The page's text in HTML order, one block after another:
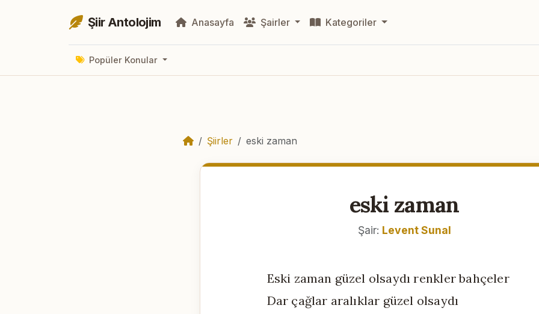
Şiir Antolojim Anasayfa Şairler Kategoriler
Popüler Konular
Şiirler eski zaman
eski zaman
Şair: Levent Sunal
Eski zaman güzel olsaydı renkler bahçeler
Dar çağlar aralıklar güzel olsaydı